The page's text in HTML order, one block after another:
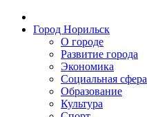
Город Норильск
О городе
Развитие города
Экономика
Социальная сфера
Образование
Культура